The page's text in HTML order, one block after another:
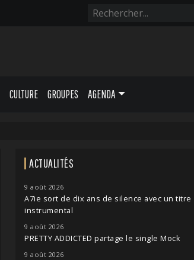
CULTURE GROUPES AGENDA
ACTUALITÉS
9 août 2026
A7ie sort de dix ans de silence avec un titre
instrumental
9 août 2026
PRETTY ADDICTED partage le single Mock
9 août 2026